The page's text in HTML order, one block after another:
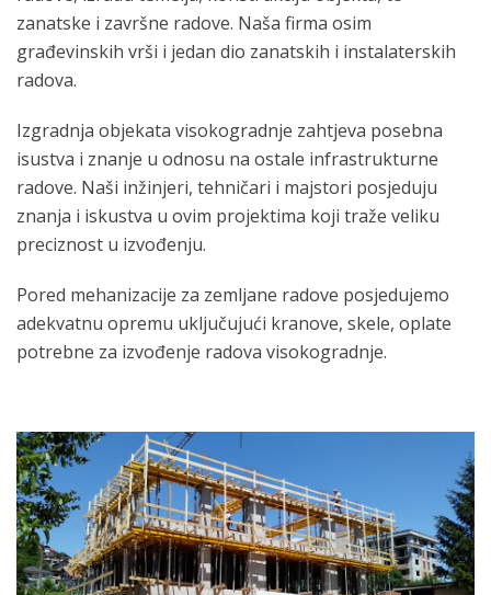
zanatske i završne radove. Naša firma osim
građevinskih vrši i jedan dio zanatskih i instalaterskih
radova.
Izgradnja objekata visokogradnje zahtjeva posebna
isustva i znanje u odnosu na ostale infrastrukturne
radove. Naši inžinjeri, tehničari i majstori posjeduju
znanja i iskustva u ovim projektima koji traže veliku
preciznost u izvođenju.
Pored mehanizacije za zemljane radove posjedujemo
adekvatnu opremu uključujući kranove, skele, oplate
potrebne za izvođenje radova visokogradnje.